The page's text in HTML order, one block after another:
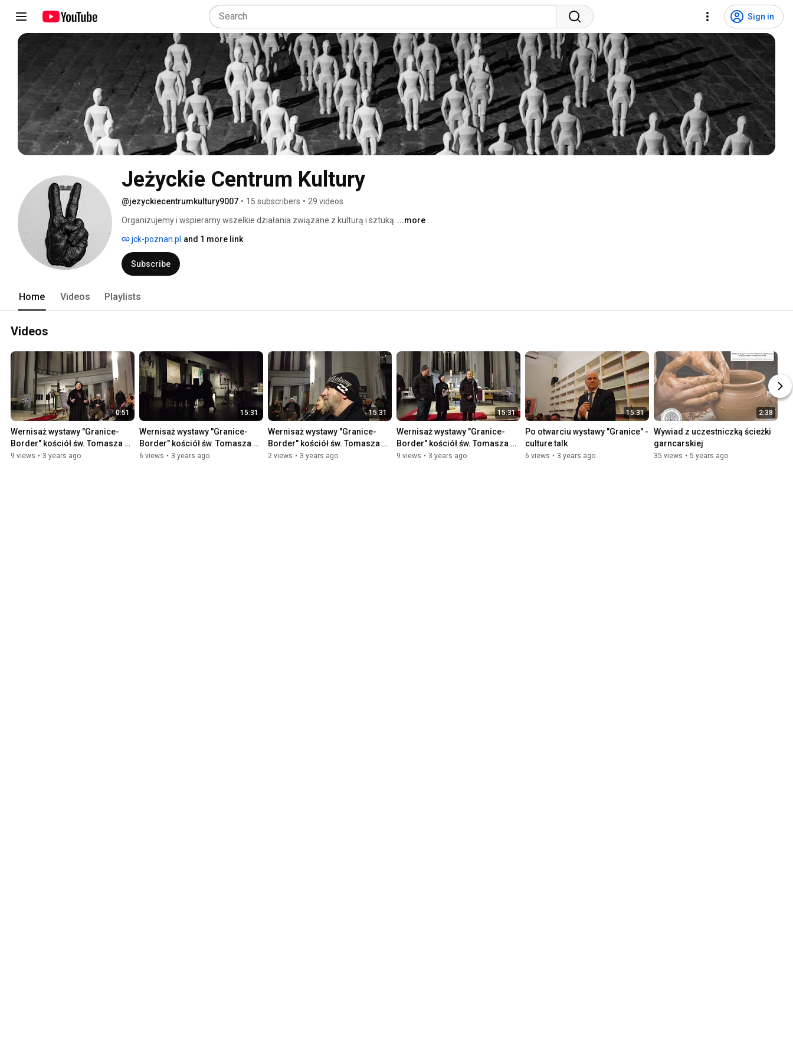
Sign in
Jeżyckie Centrum Kultury
@jezyckiecentrumkultury9007 • 15 subscribers • 29 videos
Organizujemy i wspieramy wszelkie działania związane z kulturą i sztuką. ...more
jck-poznan.pl and 1 more link
Subscribe
Home Videos Playlists
Videos
0:51
Wernisaż wystawy "Granice-
Border" kościół św. Tomasza w
Berlinie - cz.4
9 views • 3 years ago
15:31
Wernisaż wystawy "Granice-
Border" kościół św. Tomasza w
Berlinie - cz.3
6 views • 3 years ago
15:31
Wernisaż wystawy "Granice-
Border" kościół św. Tomasza w
Berlinie - cz.2
2 views • 3 years ago
15:31
Wernisaż wystawy "Granice-
Border" kościół św. Tomasza w
Berlinie - cz.1
9 views • 3 years ago
15:31
Po otwarciu wystawy "Granice" -
culture talk
6 views • 3 years ago
2:38
Wywiad z uczestniczką ścieżki
garncarskiej
35 views • 5 years ago